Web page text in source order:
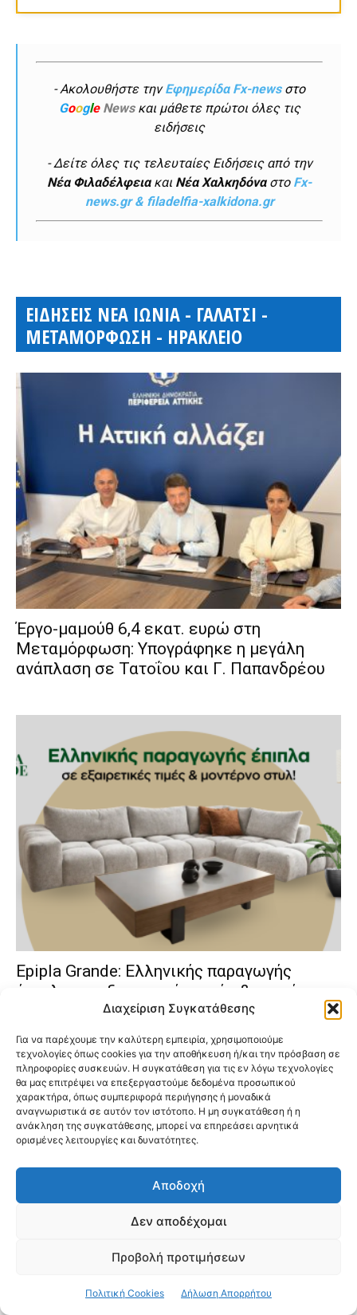
Διαχείριση Συγκατάθεσης
Για να παρέχουμε την καλύτερη εμπειρία, χρησιμοποιούμε
τεχνολογίες όπως cookies για την αποθήκευση ή/και την πρόσβαση σε
πληροφορίες συσκευών. Η συγκατάθεση για τις εν λόγω τεχνολογίες
θα μας επιτρέψει να επεξεργαστούμε δεδομένα προσωπικού
χαρακτήρα, όπως συμπεριφορά περιήγησης ή μοναδικά
αναγνωριστικά σε αυτόν τον ιστότοπο. Η μη συγκατάθεση ή η
ανάκληση της συγκατάθεσης, μπορεί να επηρεάσει αρνητικά
ορισμένες λειτουργίες και δυνατότητες.
Αποδοχή
Δεν αποδέχομαι
Προβολή προτιμήσεων
Πολιτική Cookies Δήλωση Απορρήτου
- Ακολουθήστε τηνΕφημερίδα Fx-newsστο
Google Newsκαι μάθετε πρώτοι όλες τις
ειδήσεις
- Δείτε όλες τις τελευταίες Ειδήσεις από την
Νέα Φιλαδέλφειακαι Νέα Χαλκηδόναστο Fx-
news.gr & filadelfia-xalkidona.gr
ΕΙΔΗΣΕΙΣ ΝΕΑ ΙΩΝΙΑ - ΓΑΛΑΤΣΙ -
ΜΕΤΑΜΟΡΦΩΣΗ - ΗΡΑΚΛΕΙΟ
Έργο-μαμούθ 6,4 εκατ. ευρώ στη
Μεταμόρφωση: Υπογράφηκε η μεγάλη
ανάπλαση σε Τατοΐου και Γ. Παπανδρέου
Epipla Grande: Ελληνικής παραγωγής
έπιπλα σε εξαιρετικές τιμές & μοντέρνο